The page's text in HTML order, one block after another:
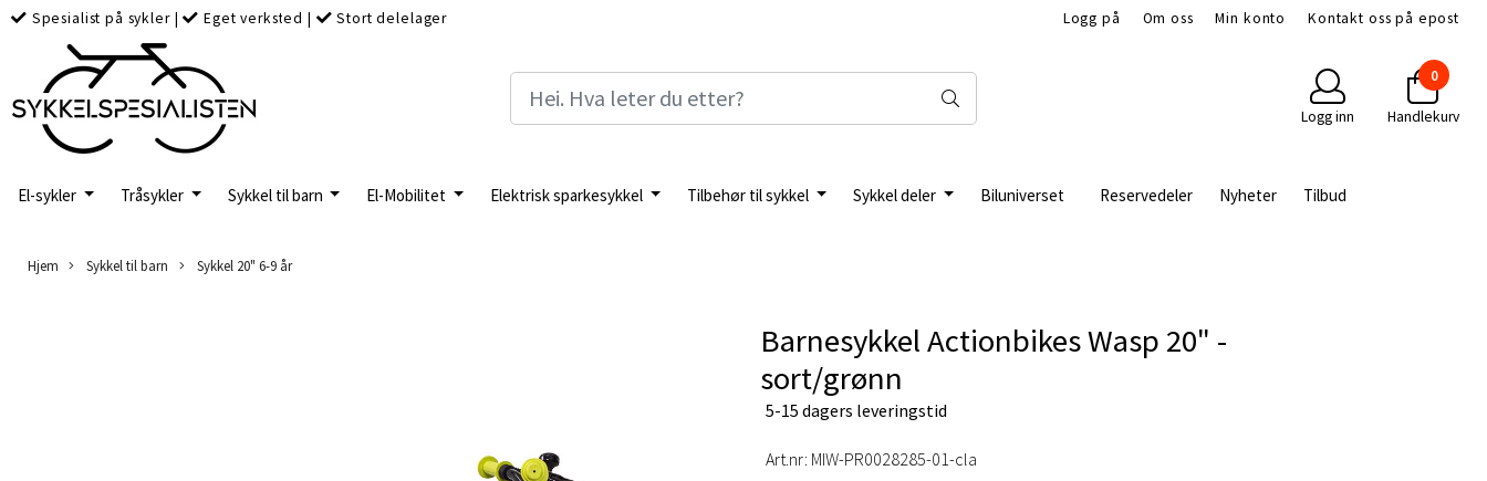
Spesialist på sykler| Eget verksted | Stort delelager Logg på Om oss Min konto Kontakt oss på epost
Logg inn
0
Handlekurv
El-sykler Tråsykler Sykkel til barn El-Mobilitet Elektrisk sparkesykkel Tilbehør til sykkel Sykkel deler Biluniverset Reservedeler Nyheter Tilbud
Hjem Sykkel til barn Sykkel 20" 6-9 år
Barnesykkel Actionbikes Wasp 20" -
sort/grønn
5-15 dagers leveringstid
Art.nr: MIW-PR0028285-01-cla